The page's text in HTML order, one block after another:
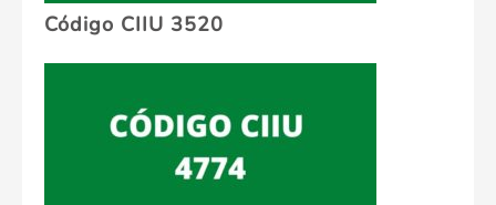
Código CIIU 3520